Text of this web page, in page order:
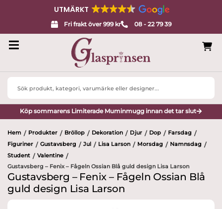
UTMÄRKT
Fri frakt över 999 kr 08 - 22 79 39
Search
Köp sommarens Limiterade Muminmugg innan det tar slut
Hem / Produkter / Bröllop / Dekoration / Djur / Dop / Farsdag /
Figuriner / Gustavsberg / Jul / Lisa Larson / Morsdag / Namnsdag /
Student / Valentine /
Gustavsberg – Fenix – Fågeln Ossian Blå guld design Lisa Larson
Gustavsberg – Fenix – Fågeln Ossian Blå
guld design Lisa Larson